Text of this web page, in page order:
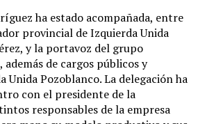
ha estado acompañada, entre
provincial de Izquierda Unida
y la portavoz del grupo
de cargos públicos y
Unida Pozoblanco. La delegación ha
con el presidente de la
responsables de la empresa